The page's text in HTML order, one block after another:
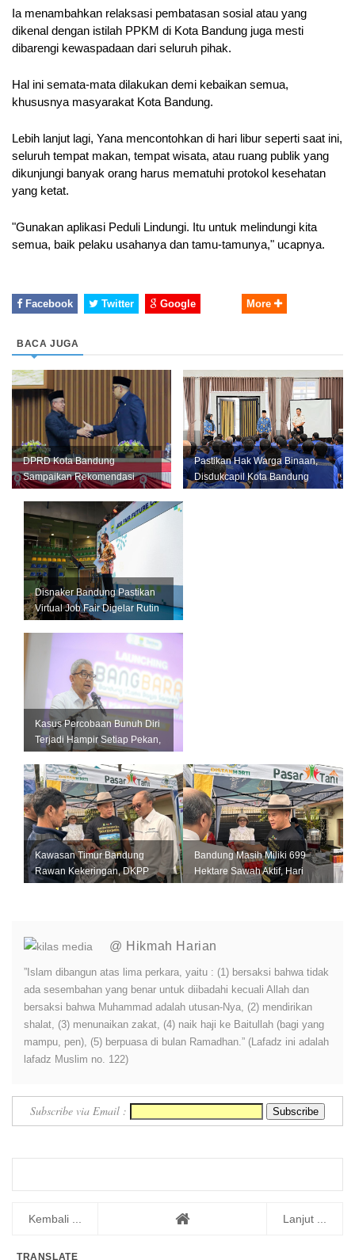
Ia menambahkan relaksasi pembatasan sosial atau yang
dikenal dengan istilah PPKM di Kota Bandung juga mesti
dibarengi kewaspadaan dari seluruh pihak.
Hal ini semata-mata dilakukan demi kebaikan semua,
khususnya masyarakat Kota Bandung.
Lebih lanjut lagi, Yana mencontohkan di hari libur seperti saat ini,
seluruh tempat makan, tempat wisata, atau ruang publik yang
dikunjungi banyak orang harus mematuhi protokol kesehatan
yang ketat.
"Gunakan aplikasi Peduli Lindungi. Itu untuk melindungi kita
semua, baik pelaku usahanya dan tamu-tamunya," ucapnya.
Facebook Twitter Google More
BACA JUGA
DPRD Kota Bandung
Sampaikan Rekomendasi
Tingkatkan Pelay...
Pastikan Hak Warga Binaan,
Disdukcapil Kota Bandung
Disnaker Bandung Pastikan
Virtual Job Fair Digelar Rutin
Kasus Percobaan Bunuh Diri
Terjadi Hampir Setiap Pekan,
Kawasan Timur Bandung
Rawan Kekeringan, DKPP
Bandung Masih Miliki 699
Hektare Sawah Aktif, Hari
@ Hikmah Harian
”Islam dibangun atas lima perkara, yaitu : (1) bersaksi bahwa tidak
ada sesembahan yang benar untuk diibadahi kecuali Allah dan
bersaksi bahwa Muhammad adalah utusan-Nya, (2) mendirikan
shalat, (3) menunaikan zakat, (4) naik haji ke Baitullah (bagi yang
mampu, pen), (5) berpuasa di bulan Ramadhan.” (Lafadz ini adalah
lafadz Muslim no. 122)
Subscribe via Email :
Kembali ... Lanjut ...
TRANSLATE